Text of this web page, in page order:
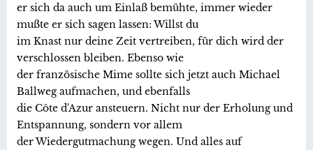
er sich da auch um Einlaß bemühte, immer wieder
mußte er sich sagen lassen: Willst du
im Knast nur deine Zeit vertreiben, für dich wird der
verschlossen bleiben. Ebenso wie
der französische Mime sollte sich jetzt auch Michael
Ballweg aufmachen, und ebenfalls
die Côte d'Azur ansteuern. Nicht nur der Erholung und
Entspannung, sondern vor allem
der Wiedergutmachung wegen. Und alles auf